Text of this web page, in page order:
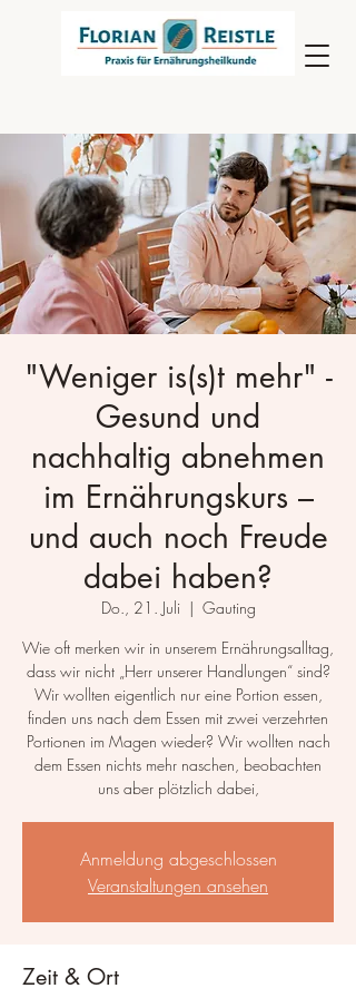
"Weniger is(s)t mehr" -
Gesund und
nachhaltig abnehmen
im Ernährungskurs –
und auch noch Freude
dabei haben?
Do., 21. Juli
  |
Gauting
Wie oft merken wir in unserem Ernährungsalltag,
dass wir nicht „Herr unserer Handlungen“ sind?
Wir wollten eigentlich nur eine Portion essen,
finden uns nach dem Essen mit zwei verzehrten
Portionen im Magen wieder? Wir wollten nach
dem Essen nichts mehr naschen, beobachten
uns aber plötzlich dabei,
Anmeldung abgeschlossen
Veranstaltungen ansehen
Zeit & Ort